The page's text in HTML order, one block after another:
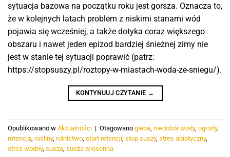
sytuacja bazowa na początku roku jest gorsza. Oznacza to,
że w kolejnych latach problem z niskimi stanami wód
pojawia się wcześniej, a także dotyka coraz większego
obszaru i nawet jeden epizod bardziej śnieżnej zimy nie
jest w stanie tej sytuacji poprawić (patrz:
https://stopsuszy.pl/roztopy-w-miastach-woda-ze-sniegu/).
KONTYNUUJ CZYTANIE →
Opublikowano w Aktualności | Otagowano gleba niedobór wody, ogrody,
retencja rośliny, rolnictwo start retencji stop suszy, stres abiotyczny,
stres wodny, susza susza wiosenna